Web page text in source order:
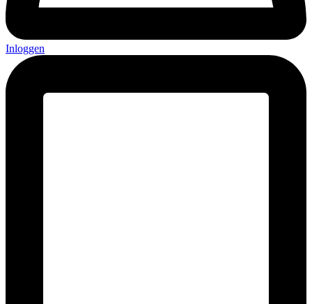
Inloggen